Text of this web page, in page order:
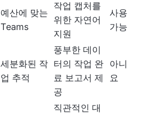
예산에 맞는
Teams
작업 캡처를
위한 자연어
지원
사용
가능
세분화된 작
업 추적
풍부한 데이
터의 작업 완
료 보고서 제
공
아니
요
직관적인 대